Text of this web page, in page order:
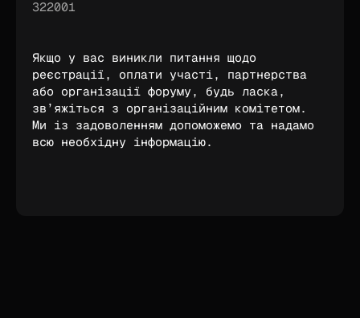
322001
Якщо у вас виникли питання щодо
реєстрації, оплати участі, партнерства
або організації форуму, будь ласка,
зв’яжіться з організаційним комітетом.
Ми із задоволенням допоможемо та надамо
всю необхідну інформацію.